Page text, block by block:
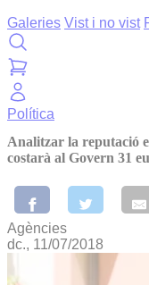
Galeries Vist i no vist
Política
Analitzar la reputació
costarà al Govern 31
Agències
dc., 11/07/2018